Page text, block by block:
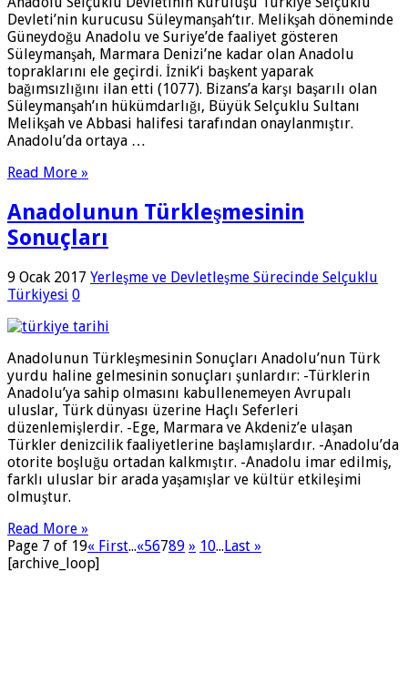
Devleti’nin kurucusu Süleymanşah‘tır. Melikşah döneminde
Güneydoğu Anadolu ve Suriye’de faaliyet gösteren
Süleymanşah, Marmara Denizi’ne kadar olan Anadolu
topraklarını ele geçirdi. İznik‘i başkent yaparak
bağımsızlığını ilan etti (1077). Bizans’a karşı başarılı olan
Süleymanşah’ın hükümdarlığı, Büyük Selçuklu Sultanı
Melikşah ve Abbasi halifesi tarafından onaylanmıştır.
Anadolu’da ortaya …
Read More »
Anadolunun Türkleşmesinin
Sonuçları
9 Ocak 2017 Yerleşme ve Devletleşme Sürecinde Selçuklu
Türkiyesi 0
Anadolunun Türkleşmesinin Sonuçları Anadolu’nun Türk
yurdu haline gelmesinin sonuçları şunlardır: -Türklerin
Anadolu’ya sahip olmasını kabullenemeyen Avrupalı
uluslar, Türk dünyası üzerine Haçlı Seferleri
düzenlemişlerdir. -Ege, Marmara ve Akdeniz’e ulaşan
Türkler denizcilik faaliyetlerine başlamışlardır. -Anadolu’da
otorite boşluğu ortadan kalkmıştır. -Anadolu imar edilmiş,
farklı uluslar bir arada yaşamışlar ve kültür etkileşimi
olmuştur.
Read More »
Page 7 of 19« First...«56789 » 10...Last »
[archive_loop]